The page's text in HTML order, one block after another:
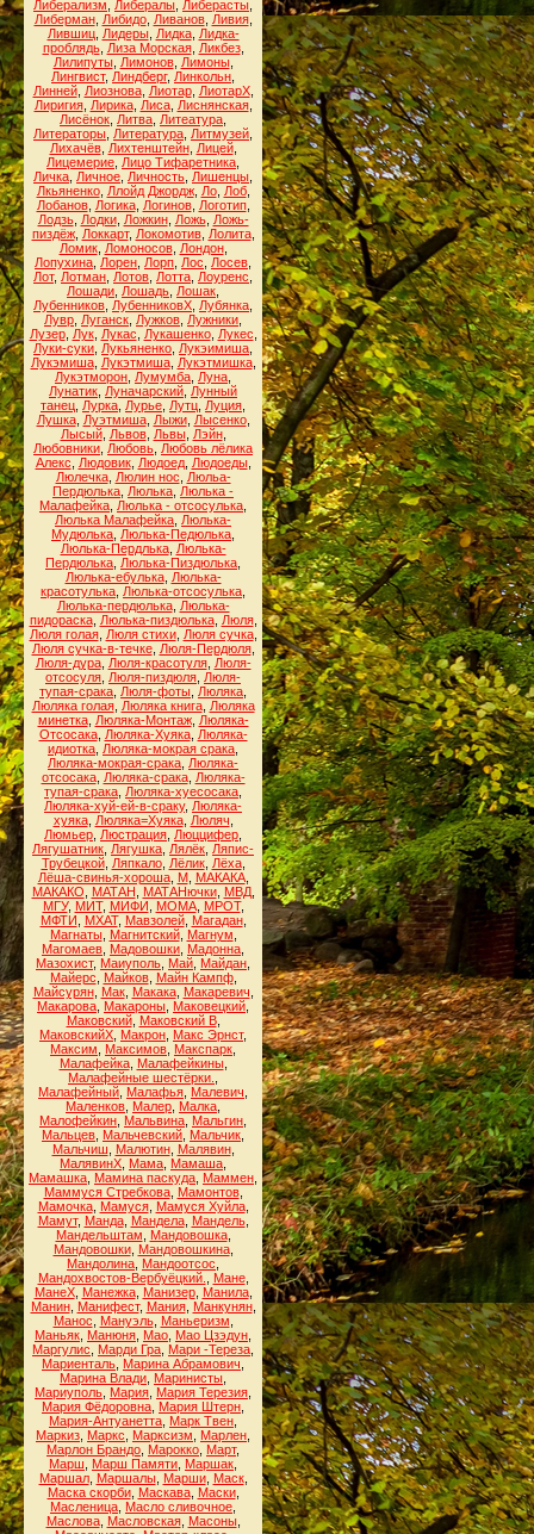
Либерализм
Либералы Либерасты
Либерман, Либидо, Ливанов, Ливия,
Лившиц, Лидеры, Лидка, Лидка-
проблядь, Лиза Морская, Ликбез,
Лилипуты, Лимонов, Лимоны,
Лингвист, Линдберг, Линкольн
Линней, Лиознова, Лиотар, ЛиотарХ,
Лиригия, Лирика, Лиса, Лиснянская,
Лисёнок Литва Литеатура
Литераторы Литература Литмузей
Лихачёв, Лихтенштейн, Лицей,
Лицемерие Лицо Тифаретника
Личка Личное Личность Лишенцы
Лкьяненко, Ллойд Джордж, Ло, Лоб,
Лобанов, Логика, Логинов, Логотип,
Лодзь, Лодки, Ложкин, Ложь, Ложь-
пиздёж, Локкарт, Локомотив, Лолита,
Ломик, Ломоносов, Лондон,
Лопухина Лорен Лорп Лос Лосев
Лот, Лотман Лотов Лотта Лоуренс
Лошади Лошадь Лошак
Лубенников ЛубенниковХ Лубянка
Лувр Луганск Лужков Лужники
Лузер, Лук, Лукас Лукашенко, Лукес
Луки-суки Лукьяненко Лукэимиша
Лукэмиша, Лукэтмиша, Лукэтмишка,
Лукэтморон Лумумба Луна
Лунатик Луначарский Лунный
танец Лурка Лурье Лутц Луция
Лушка, Луэтмиша, Лыжи, Лысенко,
Лысый, Львов, Львы, Лэйн,
Любовники Любовь Любовь лёлика
Алекс
Людовик, Людоед, Людоеды,
Люлечка, Люлин нос
Люльа-
Пердюлька Люлька Люлька -
Малафейка Люлька - отсосулька
Люлька Малафейка Люлька-
Мудюлька Люлька-Педюлька
Люлька-Пердлька, Люлька-
Пердюлька Люлька-Пиздюлька
Люлька-ебулька, Люлька-
красотулька Люлька-отсосулька
Люлька-пердюлька, Люлька-
пидораска, Люлька-пиздюлька, Люля,
Люля голая, Люля стихи, Люля сучка,
Люля сучка-в-течке, Люля-Пердюля,
Люля-дура, Люля-красотуля, Люля-
отсосуля Люля-пиздюля Люля-
тупая-срака Люля-фоты Люляка
Люляка голая, Люляка книга, Люляка
минетка, Люляка-Монтаж, Люляка-
Отсосака, Люляка-Хуяка, Люляка-
идиотка Люляка-мокрая срака
Люляка-мокрая-срака Люляка-
отсосака, Люляка-срака, Люляка-
тупая-срака Люляка-хуесосака
Люляка-хуй-ей-в-сраку, Люляка-
хуяка, Люляка=Хуяка, Люляч
Люмьер Люстрация Люццифер
Лягушатник Лягушка Лялёк Ляпис-
Трубецкой, Ляпкало, Лёлик, Лёха,
Лёша-свинья-хороша, М, МАКАКА,
МАКАКО
МАТАН МАТАНючки, МВД,
МГУ, МИТ, МИФИ МОМА, МРОТ,
МФТИ
МХАТ, Мавзолей, Магадан,
Магнаты, Магнитский, Магнум
Магомаев Мадовошки Мадонна
Мазохист, Маиуполь Май Майдан
Майерс
Майков, Майн Кампф,
Майсурян, Мак, Макака, Макаревич
Макарова Макароны Маковецкий
Маковский, Маковский В,
МаковскийХ Макрон Макс Эрнст,
Максим
Максимов Макспарк
Малафейка, Малафейкины,
Малафейные шестёрки.
Малафейный Малафья Малевич
Маленков Малер Малка
Малофейкин Мальвина Мальгин
Мальцев Мальчевский Мальчик
Мальчиш
Малютин, Малявин,
МалявинХ Мама Мамаша
Мамашка Мамина паскуда Маммен
Маммуся Стребкова, Мамонтов,
Мамочка, Мамуся, Мамуся Хуйла,
Мамут, Манда, Мандела, Мандель,
Мандельштам
Мандовошка,
Мандовошки, Мандовошкина,
Мандолина Мандоотсос
Мандохвостов-Вербуёцкий.
Мане,
МанеХ, Манежка, Манизер, Манила,
Манин, Манифест, Мания, Манкунян,
Манос
Мануэль, Маньеризм
Маньяк Манюня Мао Мао Цзэдун
Маргулис
Марди Гра Мари -Тереза
Мариенталь Марина Абрамович
Марина Влади Маринисты
Мариуполь Мария Мария Терезия
Мария Фёдоровна Мария Штерн
Мария-Антуанетта Марк Твен
Маркиз Маркс Марксизм Марлен
Марлон Брандо Марокко Март,
Марш
Марш Памяти Маршак
Маршал, Маршалы, Марши, Маск,
Маска скорби, Маскава, Маски,
Масленица Масло сливочное
Маслова, Масловская, Масоны,